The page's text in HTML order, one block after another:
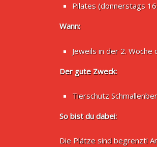
Pilates (donnerstags
Wann:
Jeweils in der 2. Woche
Der gute Zweck:
Tierschutz
So bist du dabei:
Die Plätze sind begrenzt!